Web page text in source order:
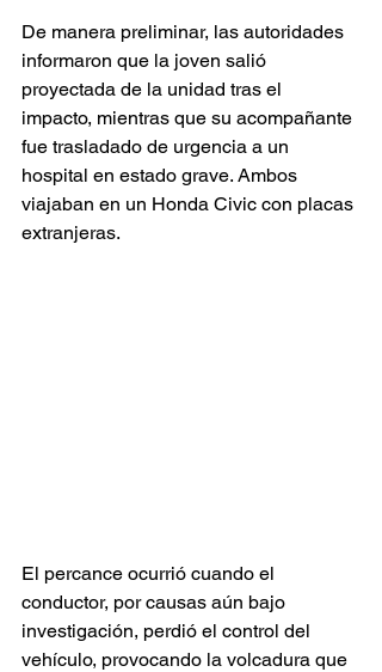
De manera preliminar, las autoridades
informaron que la joven salió
proyectada de la unidad tras el
impacto, mientras que su acompañante
fue trasladado de urgencia a un
hospital en estado grave. Ambos
viajaban en un Honda Civic con placas
extranjeras.
El percance ocurrió cuando el
conductor, por causas aún bajo
investigación, perdió el control del
vehículo, provocando la volcadura que